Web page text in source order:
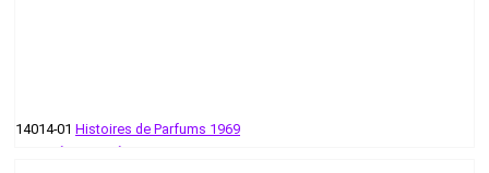
14014-01 Histoires de Parfums 1969
399 руб - 596 руб